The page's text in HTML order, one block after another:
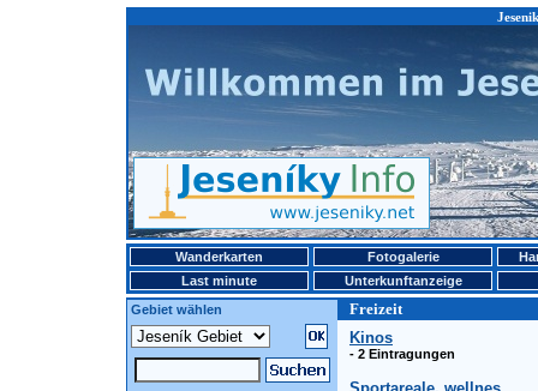
Wanderkarten Fotogalerie
Last minute
Unterkunftanzeige
Gebiet wählen
Freizeit
Kinos
- 2 Eintragungen